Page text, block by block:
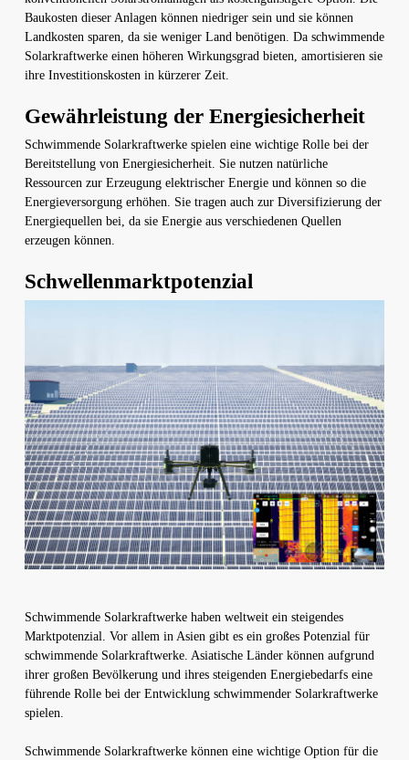
Baukosten dieser Anlagen können niedriger sein und sie können
Landkosten sparen, da sie weniger Land benötigen. Da schwimmende
Solarkraftwerke einen höheren Wirkungsgrad bieten, amortisieren sie
ihre Investitionskosten in kürzerer Zeit.
Gewährleistung der Energiesicherheit
Schwimmende Solarkraftwerke spielen eine wichtige Rolle bei der
Bereitstellung von Energiesicherheit. Sie nutzen natürliche
Ressourcen zur Erzeugung elektrischer Energie und können so die
Energieversorgung erhöhen. Sie tragen auch zur Diversifizierung der
Energiequellen bei, da sie Energie aus verschiedenen Quellen
erzeugen können.
Schwellenmarktpotenzial
Schwimmende Solarkraftwerke haben weltweit ein steigendes
Marktpotenzial. Vor allem in Asien gibt es ein großes Potenzial für
schwimmende Solarkraftwerke. Asiatische Länder können aufgrund
ihrer großen Bevölkerung und ihres steigenden Energiebedarfs eine
führende Rolle bei der Entwicklung schwimmender Solarkraftwerke
spielen.
Schwimmende Solarkraftwerke können eine wichtige Option für die